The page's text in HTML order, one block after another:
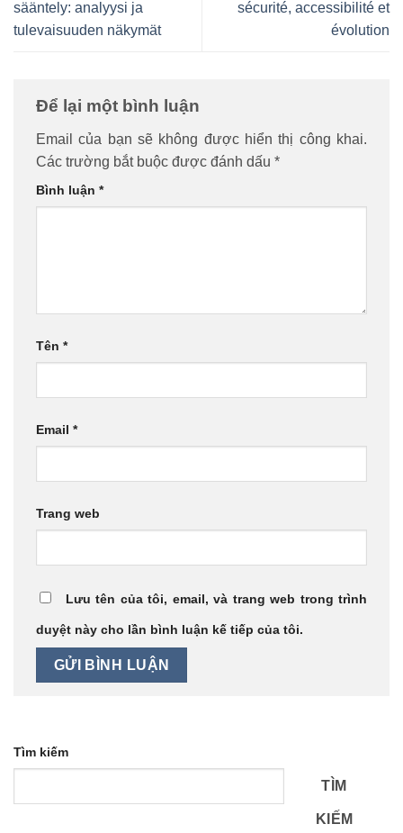
sääntely: analyysi ja
tulevaisuuden näkymät
sécurité, accessibilité et
évolution
Để lại một bình luận
Email của bạn sẽ không được hiển thị công khai.
Các trường bắt buộc được đánh dấu *
Bình luận *
Tên *
Email *
Trang web
Lưu tên của tôi, email, và trang web trong trình
duyệt này cho lần bình luận kế tiếp của tôi.
Tìm kiếm
TÌM
KIẾM